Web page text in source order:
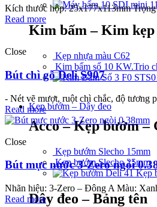
Kim bấm – Kim kẹp
Kẹp nhựa màu C62
Kim bấm số 10 KW.Trio
Kẹp bướm – Dây đeo
Acco – Kẹp bướm –
Kẹp bướm Slecho 15mm
Kẹp bướm Slecho 25mm
Kẹp
Dây đeo – Bảng tên
Kích thước hộp: 25x177x113mm
Read more
Close
Bút chì gỗ Deli S907
- Nét vẽ mượt, ruột chì chắc, độ tương
Read more
Close
Bút mực nước 3-Zero ngòi
Nhãn hiệu: 3-Zero – Đông A Màu:
Read more